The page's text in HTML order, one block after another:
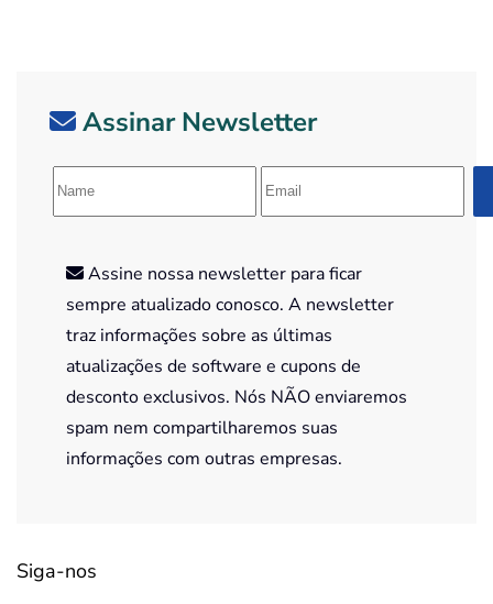
Assinar Newsletter
Assine nossa newsletter para ficar
sempre atualizado conosco. A newsletter
traz informações sobre as últimas
atualizações de software e cupons de
desconto exclusivos. Nós NÃO enviaremos
spam nem compartilharemos suas
informações com outras empresas.
Siga-nos